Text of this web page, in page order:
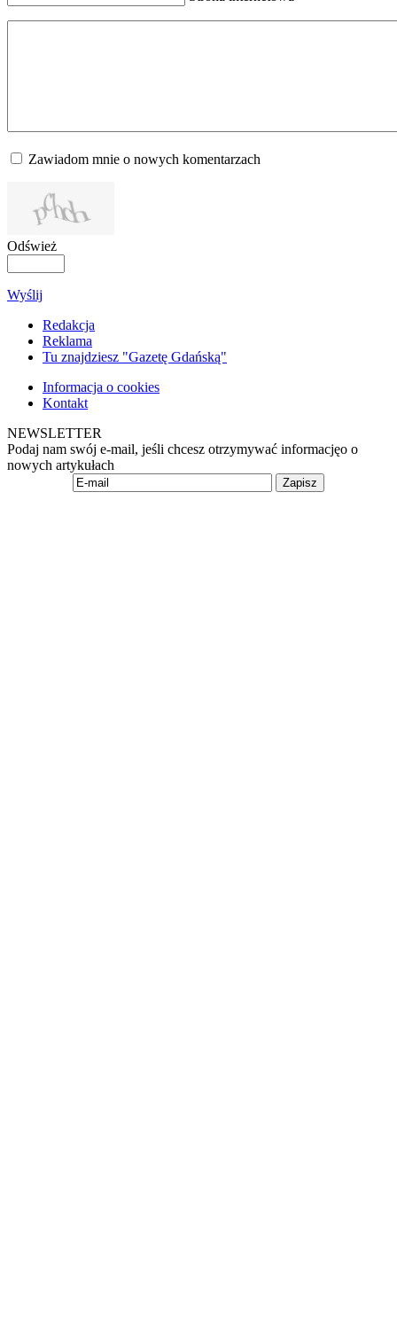
Zawiadom mnie o nowych komentarzach
Odśwież
Wyślij
Redakcja
Reklama
Tu znajdziesz "Gazetę Gdańską"
Informacja o cookies
Kontakt
NEWSLETTER
Podaj nam swój e-mail, jeśli chcesz otrzymywać informacjęo o
nowych artykułach
Zapisz